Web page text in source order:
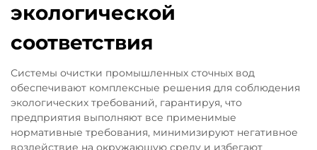
экологической
соответствия
Системы очистки промышленных сточных вод
обеспечивают комплексные решения для соблюдения
экологических требований, гарантируя, что
предприятия выполняют все применимые
нормативные требования, минимизируют негативное
воздействие на окружающую среду и избегают